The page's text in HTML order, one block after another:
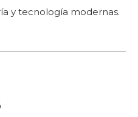
y tecnología modernas.